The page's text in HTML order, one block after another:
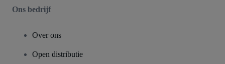
Ons bedrijf
Over ons
Open distributie